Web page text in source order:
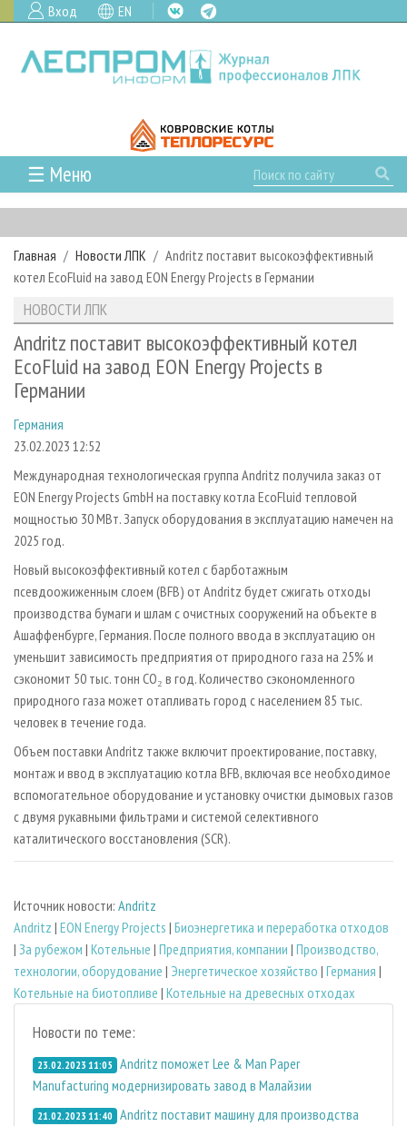
Вход EN
☰ Меню
ГЛАВНАЯ
РУБРИКИ И ТЕМЫ
РУБРИКИ ЖУРНАЛА
ЛЕСОЗАГОТОВКА
ЛЕСОПИЛЕНИЕ
ДЕРЕВООБРАБОТКА
СУШКА ДРЕВЕСИНЫ
ПРОИЗВОДСТВО ДРЕВЕСНЫХ ПЛИТ
ДЕРЕВЯННОЕ ДОМОСТРОЕНИЕ
ПРОИЗВОДСТВО МЕБЕЛИ
БИОЭНЕРГЕТИКА
ЦБП
ИНСТРУМЕНТ И МАТЕРИАЛЫ
НОВОСТИ
НОВОСТИ ЛПК
НОВОСТИ ЖУРНАЛА
НОВОСТИ КОМПАНИЙ
ПРОЕКТЫ ЛПИ
АНАЛИТИКА
ПРЕДПРИЯТИЯ ЛПК
ЛЕСНЫЕ РЕГИОНЫ РОССИИ
ПЕРСОНЫ
МОБИЛЬНЫЕ ВЫСТАВКИ
ОФИЦИАЛЬНЫЕ ДЕЛЕГАЦИИ
ПРИОРИТЕТНЫЕ ИНВЕСТПРОЕКТЫ
RUSSIAN FORESTRY REVIEW
ГАЗЕТА ЛЕСПРОМФОРУМ
БИБЛИОТЕКА СПЕЦИАЛИСТА
АРХИВ
АРХИВ ЖУРНАЛОВ
СТАТЬИ
О ЖУРНАЛЕ
ПОДПИСКА
КОНТАКТЫ
РЕКЛАМОДАТЕЛЯМ
РЕКЛАМА
РЕКЛАМА НА САЙТЕ
Главная Новости ЛПК
Andritz поставит высокоэффективный
котел EcoFluid на завод EON Energy Projects в Германии
НОВОСТИ ЛПК
Andritz поставит высокоэффективный котел
EcoFluid на завод EON Energy Projects в
Германии
Германия
23.02.2023 12:52
Международная технологическая группа Andritz получила заказ от
EON Energy Projects GmbH на поставку котла EcoFluid тепловой
мощностью 30 МВт. Запуск оборудования в эксплуатацию намечен на
2025 год.
Новый высокоэффективный котел с барботажным
псевдоожиженным слоем (BFB) от Andritz будет сжигать отходы
производства бумаги и шлам с очистных сооружений на объекте в
Ашаффенбурге, Германия. После полного ввода в эксплуатацию он
уменьшит зависимость предприятия от природного газа на 25% и
сэкономит 50 тыс. тонн CO₂ в год. Количество сэкономленного
природного газа может отапливать город с населением 85 тыс.
человек в течение года.
Объем поставки Andritz также включит проектирование, поставку,
монтаж и ввод в эксплуатацию котла BFB, включая все необходимое
вспомогательное оборудование и установку очистки дымовых газов
с двумя рукавными фильтрами и системой селективного
каталитического восстановления (SCR).
Источник новости: Andritz
Andritz | EON Energy Projects | Биoэнергетика и переработка отходов
| За рубежом | Котельные | Предприятия, компании | Производство,
технологии, оборудование | Энергетическое хозяйство | Германия |
Котельные на биотопливе | Котельные на древесных отходах
Новости по теме:
23.02.2023 11:05 Andritz поможет Lee & Man Paper
Manufacturing модернизировать завод в Малайзии
21.02.2023 11:40 Andritz поставит машину для производства